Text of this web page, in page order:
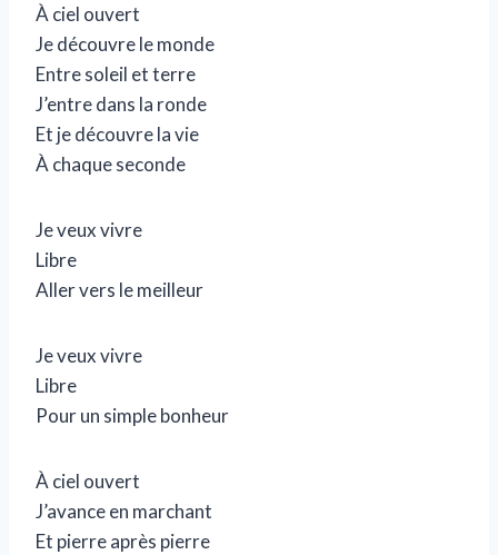
d
i
o
À ciel ouvert
Je découvre le monde
Entre soleil et terre
J’entre dans la ronde
Et je découvre la vie
À chaque seconde
Je veux vivre
Libre
Aller vers le meilleur
Je veux vivre
Libre
Pour un simple bonheur
À ciel ouvert
J’avance en marchant
Et pierre après pierre